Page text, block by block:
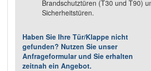
Brandschutztüren (T30 und T90)
Sicherheitstüren.
Haben Sie Ihre Tür/Klappe nicht
gefunden? Nutzen Sie unser
Anfrageformular und Sie erhalten
zeitnah ein Angebot.